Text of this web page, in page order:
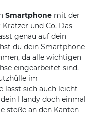
Smartphone mit der
und Co. Das
genau auf dein
du dein Smartphone
da alle wichtigen
eingearbeitet sind.
im
lässt sich auch leicht
Handy doch einmal
stöße an den Kanten